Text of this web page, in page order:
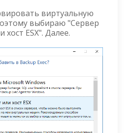
виртуальную
выбираю "Сервер
ESX". Далее.